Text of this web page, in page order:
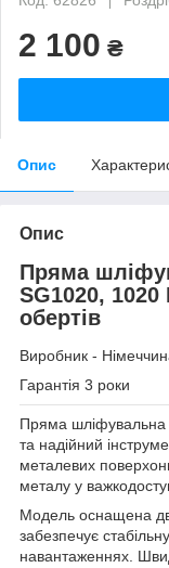
2 100 ₴
Опис
Опис
Пряма
SG1020,
обертів
Виробник -
Гарантія 3 роки
Пряма
та надійний
металевих
металу у
Модель оснащена
забезпечує
навантаженнях.